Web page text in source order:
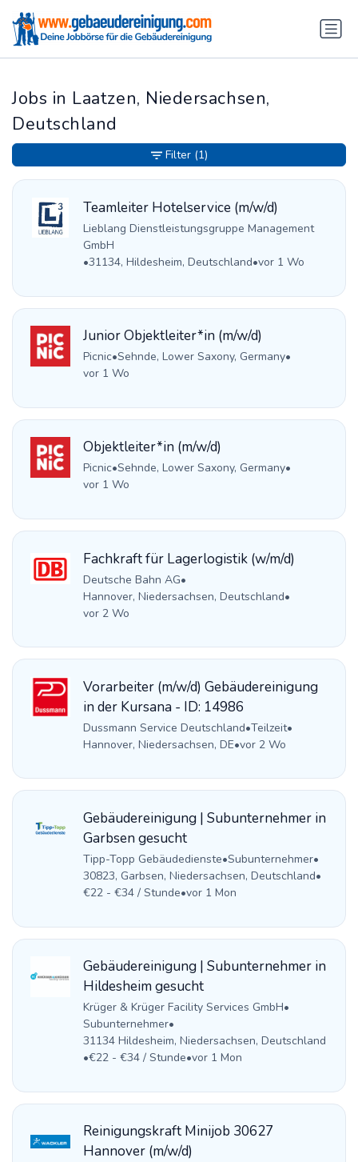
Jobs in Laatzen, Niedersachsen,
Deutschland
Teamleiter Hotelservice (m/w/d)
Lieblang Dienstleistungsgruppe Management
GmbH
•31134, Hildesheim, Deutschland•vor 1 Wo
Junior Objektleiter*in (m/w/d)
Picnic•Sehnde, Lower Saxony, Germany•
vor 1 Wo
Objektleiter*in (m/w/d)
Picnic•Sehnde, Lower Saxony, Germany•
vor 1 Wo
Fachkraft für Lagerlogistik (w/m/d)
Deutsche Bahn AG•
Hannover, Niedersachsen, Deutschland•
vor 2 Wo
Vorarbeiter (m/w/d) Gebäudereinigung
in der Kursana - ID: 14986
Dussmann Service Deutschland•Teilzeit•
Hannover, Niedersachsen, DE•vor 2 Wo
Gebäudereinigung | Subunternehmer in
Garbsen gesucht
Tipp-Topp Gebäudedienste•Subunternehmer•
30823, Garbsen, Niedersachsen, Deutschland•
€22 - €34 / Stunde•vor 1 Mon
Gebäudereinigung | Subunternehmer in
Hildesheim gesucht
Krüger & Krüger Facility Services GmbH•
Subunternehmer•
31134 Hildesheim, Niedersachsen, Deutschland
•€22 - €34 / Stunde•vor 1 Mon
Reinigungskraft Minijob 30627
Hannover (m/w/d)
Filter (1)